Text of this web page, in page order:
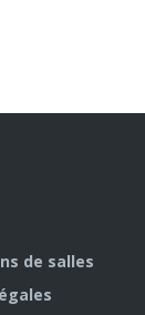
de salles